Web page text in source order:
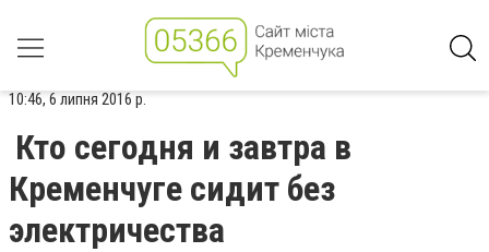
10:46, 6 липня 2016 р.
Кто сегодня и завтра в
Кременчуге сидит без
электричества